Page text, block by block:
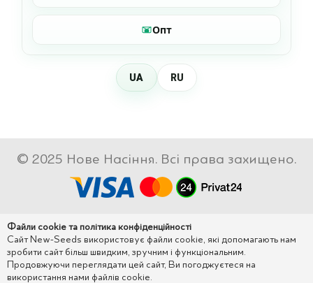
Опт
UA RU
© 2025 Нове Насіння. Всі права захищено.
Файли cookie та політика конфіденційності
Сайт New-Seeds використовує файли cookie, які допомагають нам
зробити сайт більш швидким, зручним і функціональним.
Продовжуючи переглядати цей сайт, Ви погоджуєтеся на
використання нами файлів cookie.